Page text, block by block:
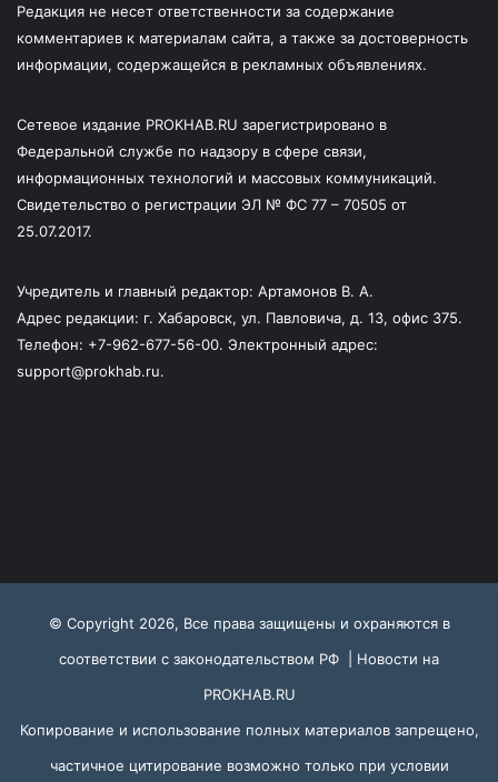
Редакция не несет ответственности за содержание
комментариев к материалам сайта, а также за достоверность
информации, содержащейся в рекламных объявлениях.
Сетевое издание PROKHAB.RU зарегистрировано в
Федеральной службе по надзору в сфере связи,
информационных технологий и массовых коммуникаций.
Свидетельство о регистрации ЭЛ № ФС 77 – 70505 от
25.07.2017.
Учредитель и главный редактор: Артамонов В. А.
Адрес редакции: г. Хабаровск, ул. Павловича, д. 13, офис 375.
Телефон: +7-962-677-56-00. Электронный адрес:
support@prokhab.ru.
© Copyright 2026, Все права защищены и охраняются в
соответствии с законодательством РФ | Новости на
PROKHAB.RU
Копирование и использование полных материалов запрещено,
частичное цитирование возможно только при условии